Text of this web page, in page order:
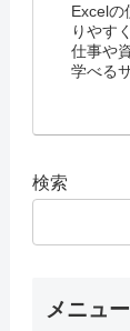
Excelの
りやす
仕事や
学べる
検索
メニュー